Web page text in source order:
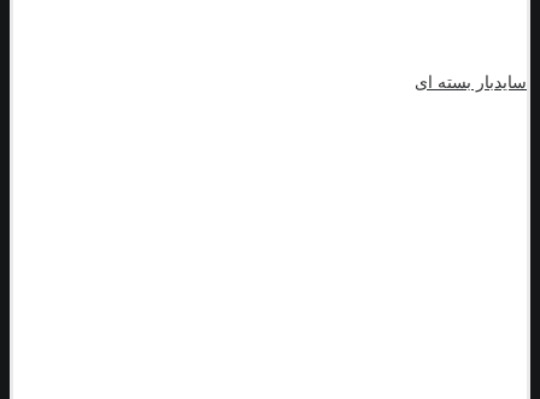
سایدبار بسته ای